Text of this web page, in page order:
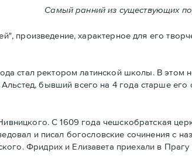
ранний из существующих
произведение, характерное для его
стал ректором латинской школы. В
бывший всего на 4 года старше его
С 1609 года чешскобратская
и писал богословские сочинения с
Фридрих и Елизавета приехали в Прагу